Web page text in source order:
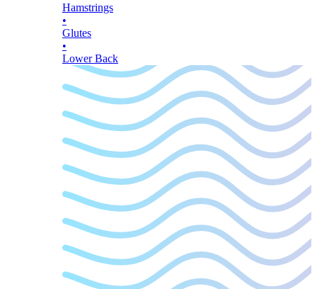
Hamstrings
•
Glutes
•
Lower Back